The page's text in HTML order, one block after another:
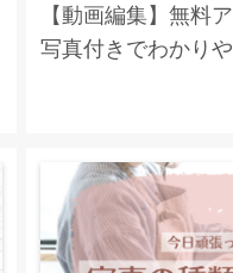
【動画編集】無料
写真付きでわかり